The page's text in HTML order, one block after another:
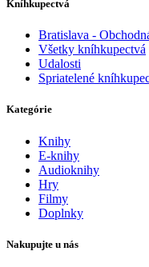
Kníhkupectvá
Bratislava -
Všetky kníhkupectvá
Udalosti
Spriatelené
Kategórie
Knihy
E-knihy
Audioknihy
Hry
Filmy
Doplnky
Nakupujte u nás